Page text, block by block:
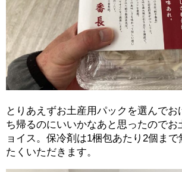
とりあえずお土産用パックを選んでお
ち帰るのにいいかなあと思ったのでお
ョイス。保冷剤は1梱包あたり2個ま
たくいただきます。